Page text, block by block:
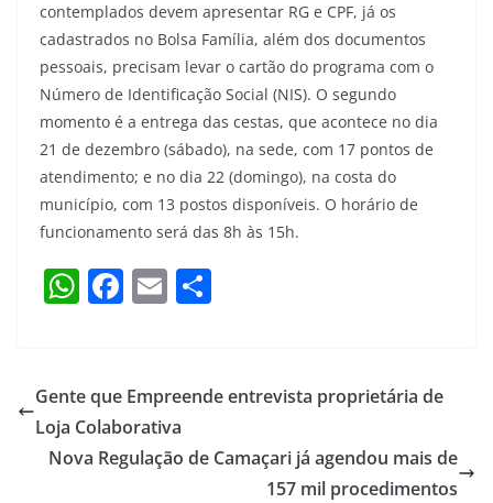
contemplados devem apresentar RG e CPF, já os
cadastrados no Bolsa Família, além dos documentos
pessoais, precisam levar o cartão do programa com o
Número de Identificação Social (NIS). O segundo
momento é a entrega das cestas, que acontece no dia
21 de dezembro (sábado), na sede, com 17 pontos de
atendimento; e no dia 22 (domingo), na costa do
município, com 13 postos disponíveis. O horário de
funcionamento será das 8h às 15h.
W
s
A
p
F
e
b
o
E
l e
Gente que Empreende entrevista proprietária de
Loja Colaborativa
Nova Regulação de Camaçari já agendou mais de
157 mil procedimentos